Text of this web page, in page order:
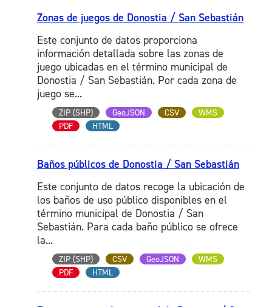
Zonas de juegos de Donostia / San Sebastián
Este conjunto de datos proporciona
información detallada sobre las zonas de
juego ubicadas en el término municipal de
Donostia / San Sebastián. Por cada zona de
juego se...
ZIP (SHP) GeoJSON CSV
WMS
PDF
HTML
Baños públicos de Donostia / San Sebastián
Este conjunto de datos recoge la ubicación de
los baños de uso público disponibles en el
término municipal de Donostia / San
Sebastián. Para cada baño público se ofrece
la...
ZIP (SHP) CSV GeoJSON
WMS
PDF
HTML